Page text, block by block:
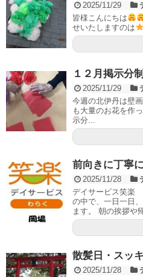
2025/11/29
皆様こんにちは
せいたしますのは
１２月掲示分
2025/11/29
今週の北伊丹は壁
も大量のお花を作
示分...
前向きに丁寧に
2025/11/28
デイサービス笑楽
の中で、一日一日
ます。 朝の挨拶や
散髪日・スッ
2025/11/28